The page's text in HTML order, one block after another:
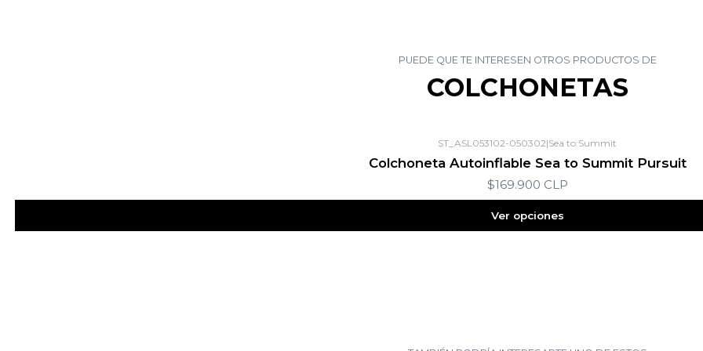
PUEDE QUE TE INTERESEN OTROS PRODUCTOS DE
COLCHONETAS
ST_ASL053102-050302|Sea to Summit
Colchoneta Autoinflable Sea to Summit Pursuit
$169.900 CLP
Ver opciones